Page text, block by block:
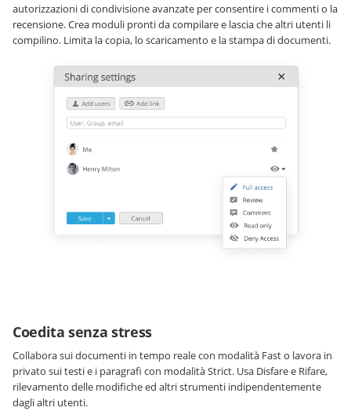
autorizzazioni di condivisione avanzate per consentire i commenti o la
recensione. Crea moduli pronti da compilare e lascia che altri utenti li
compilino. Limita la copia, lo scaricamento e la stampa di documenti.
Coedita senza stress
Collabora sui documenti in tempo reale con modalità Fast o lavora in
privato sui testi e i paragrafi con modalità Strict. Usa Disfare e Rifare,
rilevamento delle modifiche ed altri strumenti indipendentemente
dagli altri utenti.